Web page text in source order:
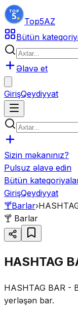
Top5AZ
Bütün
Əlavə et
GirişQeydiyyat
Sizin məkanınız?
Pulsuz əlavə edin
Bütün
GirişQeydiyyat
🍸Barlar›
🍸 Barlar
HASHTAG
HASHTAG BAR -
yerləşən bar.